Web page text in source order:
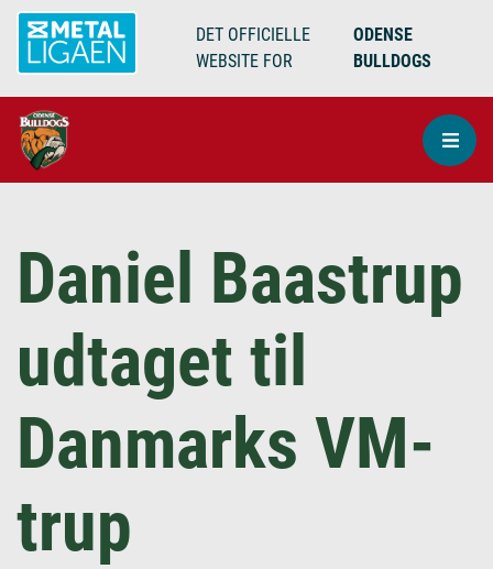
DET OFFICIELLE
WEBSITE FOR
ODENSE
BULLDOGS
Daniel Baastrup
udtaget til
Danmarks VM-
trup